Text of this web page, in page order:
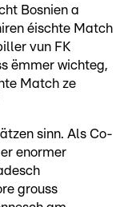
Bosnien a
éischte Match
vun FK
ëmmer wichteg,
Match ze
sinn. Als Co-
enormer
grouss